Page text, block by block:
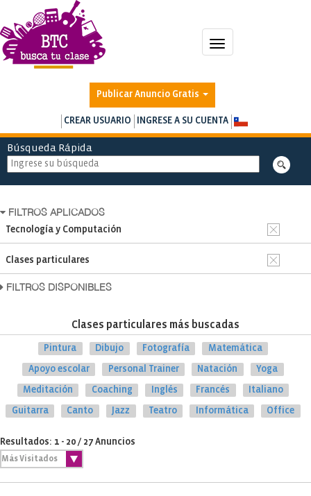
Toggle
navigation
Publicar Anuncio Gratis
CREAR USUARIO INGRESE A SU CUENTA
Búsqueda Rápida
FILTROS APLICADOS
Tecnología y Computación
Clases particulares
FILTROS DISPONIBLES
Clases particulares más buscadas
Pintura Dibujo Fotografía Matemática
Apoyo escolar Personal Trainer Natación Yoga
Meditación Coaching Inglés Francés Italiano
Guitarra Canto Jazz Teatro Informática Office
Resultados: 1 - 20 / 27 Anuncios